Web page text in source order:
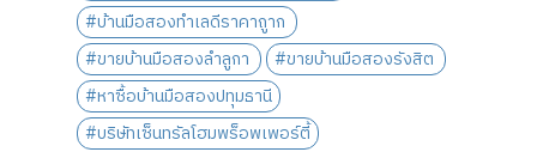
#บ้านมือสองทำเลดีราคาถูาก
#ขายบ้านมือสองลำลูกา
#ขายบ้านมือสองรังสิต
#หาซื้อบ้านมือสองปทุมธานี
#บริษัทเซ็นทรัลโฮมพร็อพเพอร์ตี้